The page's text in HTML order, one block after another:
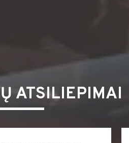
ATSILIEPIMAI